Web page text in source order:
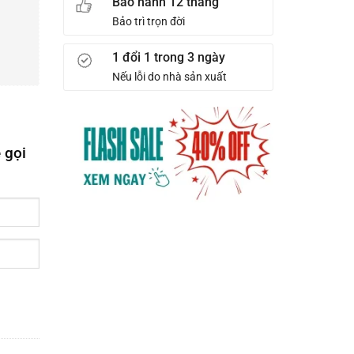
gọi
Bảo trì trọn đời
1 đổi 1 trong 3 ngày
Nếu lỗi do nhà sản xuất